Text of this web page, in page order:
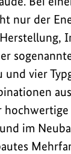
nur der
und vier
im